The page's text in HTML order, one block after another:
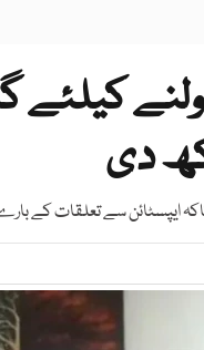
دی
ایپسٹائن سے تعلقات کے